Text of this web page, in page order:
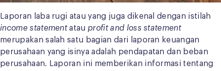
Laporan laba rugi atau yang juga dikenal dengan istilah
income statementatau profit and loss statement
merupakan salah satu bagian dari laporan keuangan
perusahaan yang isinya adalah pendapatan dan beban
perusahaan. Laporan ini memberikan informasi tentang